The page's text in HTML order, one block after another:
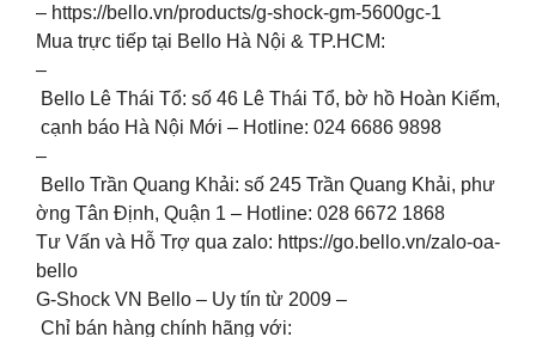
– https://bello.vn/products/g-shock-gm-5600gc-1
Mua trực tiếp tại Bello Hà Nội & TP.HCM:
–
Bello Lê Thái Tổ: số 46 Lê Thái Tổ, bờ hồ Hoàn Kiếm,
cạnh báo Hà Nội Mới – Hotline: 024 6686 9898
–
Bello Trần Quang Khải: số 245 Trần Quang Khải, phư
ờng Tân Định, Quận 1 – Hotline: 028 6672 1868
Tư Vấn và Hỗ Trợ qua zalo: https://go.bello.vn/zalo-oa-
bello
G-Shock VN Bello – Uy tín từ 2009 –
Chỉ bán hàng chính hãng với: